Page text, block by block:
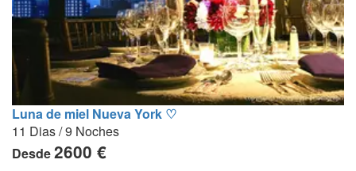
Luna de miel Nueva York ♡
11 Dias / 9 Noches
Desde2600 €